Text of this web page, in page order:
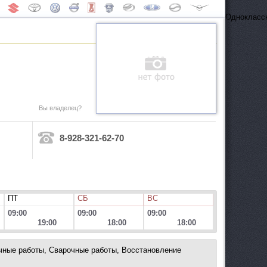
Вы владелец?
8-928-321-62-70
ПТ СБ
ВС
09:00
19:00
09:00
18:00
09:00
18:00
работы, Сварочные работы, Восстановление